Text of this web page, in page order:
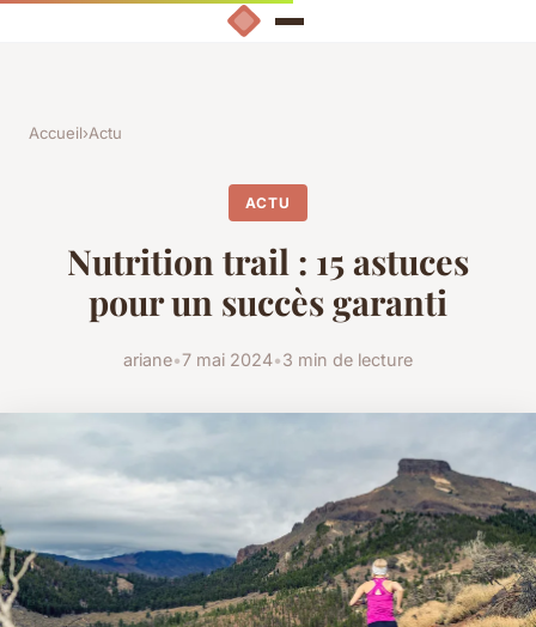
Accueil›Actu
ACTU
Nutrition trail : 15 astuces
pour un succès garanti
ariane•7 mai 2024•3 min de lecture